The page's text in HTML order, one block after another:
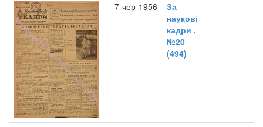
7-чер-1956
За
наукові
кадри .
№20
(494)
-